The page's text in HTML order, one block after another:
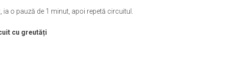
o pauză de 1 minut, apoi repetă circuitul.
cu greutăți